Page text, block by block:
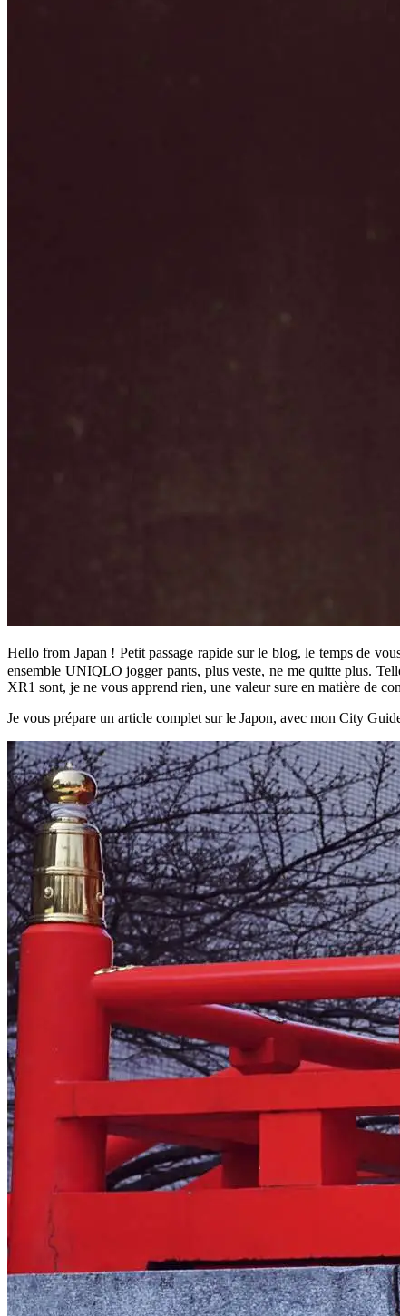
Hello from Japan ! Petit passage rapide sur le blog, le temps de
ensemble UNIQLO jogger pants, plus veste, ne me quitte plus.
XR1 sont, je ne vous apprend rien, une valeur sure en matière de
Je vous prépare un article complet sur le Japon, avec mon City